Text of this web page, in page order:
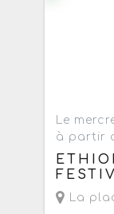
Le
à partir
La